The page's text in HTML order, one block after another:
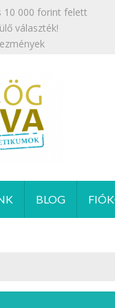
10 000 forint felett
választék!
BLOG